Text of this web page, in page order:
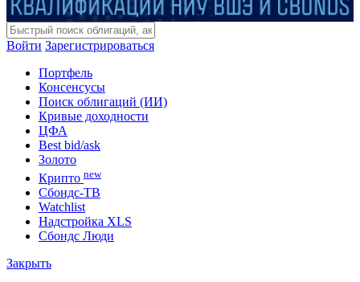
Войти Зарегистрироваться
Портфель
Консенсусы
Поиск облигаций (ИИ)
Кривые доходности
ЦФА
Best bid/ask
Золото
Крипто new
Сбондс-ТВ
Watchlist
Надстройка XLS
Сбондс Люди
Закрыть